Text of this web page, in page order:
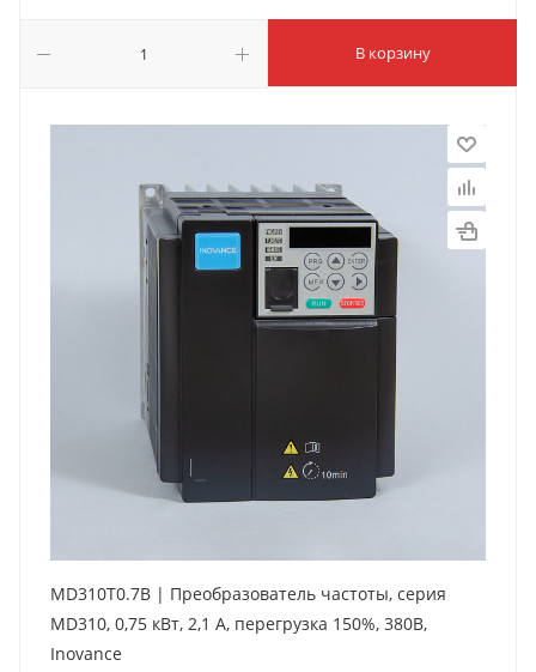
В корзину
MD310T0.7B | Преобразователь частоты, серия
MD310, 0,75 кВт, 2,1 А, перегрузка 150%, 380B,
Inovance